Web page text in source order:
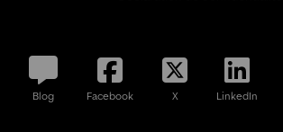
Blog Facebook X LinkedIn